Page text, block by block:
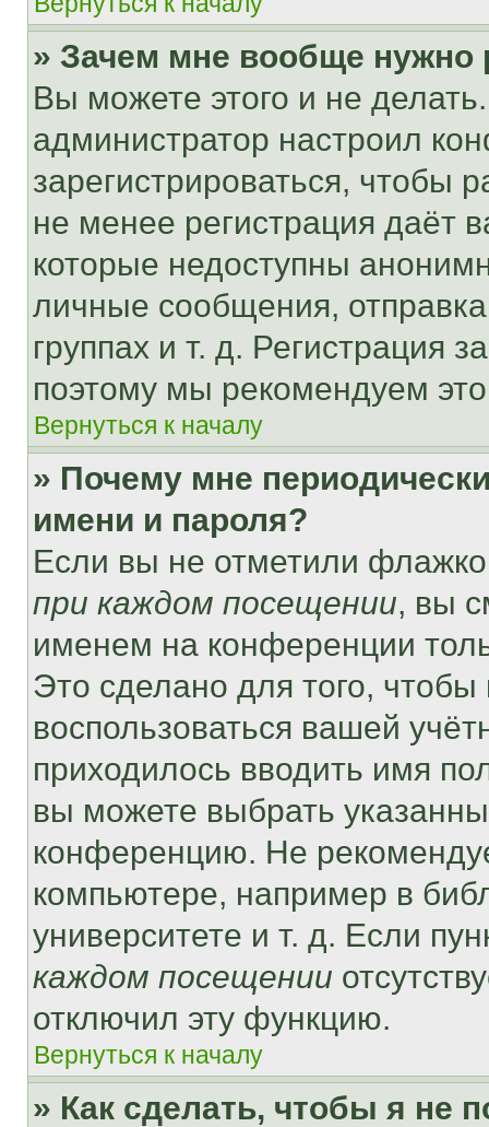
» Зачем мне вообще нужно
Вы можете этого и не
администратор настроил
зарегистрироваться, чтобы
не менее регистрация даёт
которые недоступны
личные сообщения,
группах и т. д. Регистрация
поэтому мы рекомендуем
Вернуться к началу
» Почему мне
имени и пароля?
Если вы не отметили
при каждом посещении, вы
именем на конференции
Это сделано для того, чтобы
воспользоваться вашей
приходилось вводить имя
вы можете выбрать
конференцию. Не
компьютере, например в
университете и т. д. Если
каждом посещении
отключил эту функцию.
Вернуться к началу
» Как сделать, чтобы я не